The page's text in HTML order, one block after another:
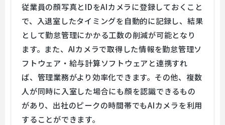
従業員の顔写真とIDをAIカメラに登録しておくこと
で、入退室したタイミングを自動的に記録し、結果
として勤怠管理にかかる工数の削減が可能となり
ます。また、AIカメラで取得した情報を勤怠管理ソ
フトウェア・給与計算ソフトウェアと連携すれ
ば、管理業務がより効率化できます。その他、複数
人が同時に入室した場合にも顔を認識できるもの
があり、出社のピークの時間帯でもAIカメラを利用
することができます。